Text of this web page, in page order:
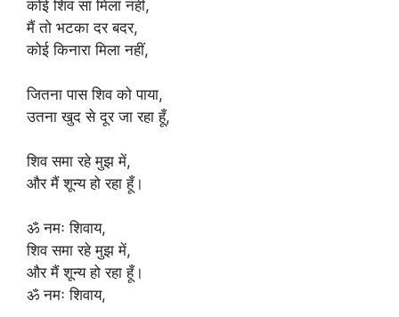
कोई शिव सा मिला नहीं,
मैं तो भटका दर बदर,
कोई किनारा मिला नहीं,
जितना पास शिव को पाया,
उतना खुद से दूर जा रहा हूँ,
शिव समा रहे मुझ में,
और मैं शून्य हो रहा हूँ।
ॐ नमः शिवाय,
शिव समा रहे मुझ में,
और मैं शून्य हो रहा हूँ।
ॐ नमः शिवाय,